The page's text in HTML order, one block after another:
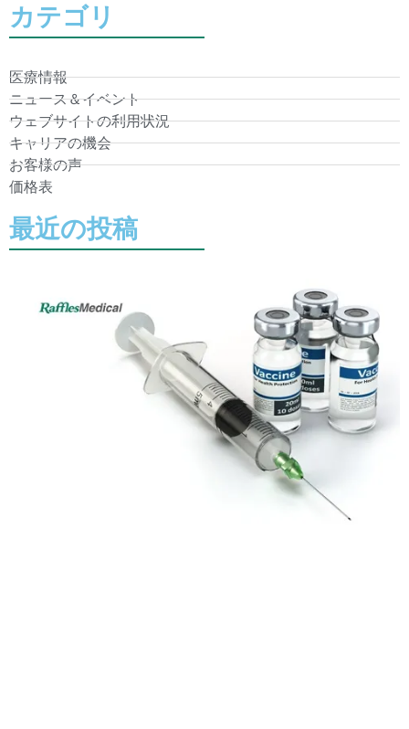
カテゴリ
医療情報
ニュース＆イベント
ウェブサイトの利用状況
キャリアの機会
お客様の声
価格表
最近の投稿